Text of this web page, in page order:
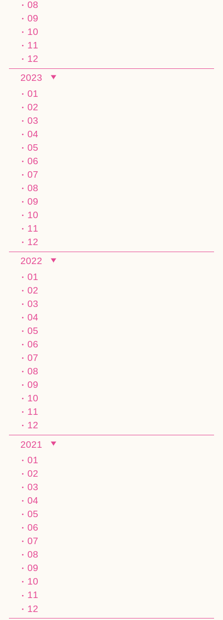
08
09
10
11
12
2023
01
02
03
04
05
06
07
08
09
10
11
12
2022
01
02
03
04
05
06
07
08
09
10
11
12
2021
01
02
03
04
05
06
07
08
09
10
11
12